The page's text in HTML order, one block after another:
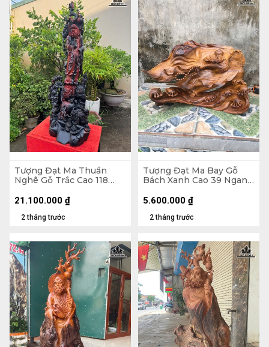
Tượng Đạt Ma Thuần
Nghê Gỗ Trắc Cao 118
2 tháng trước
21.100.000 ₫
Tượng Đạt Ma Bay Gỗ
Bách Xanh Cao 39 Ngang
2 tháng trước
5.600.000 ₫